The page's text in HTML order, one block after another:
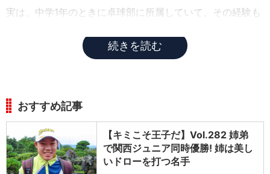
実は、中学1年のときに卓球部に所属していて、その経験も
続きを読む
おすすめ記事
【キミこそ王子だ】Vol.282 姉弟
で関西ジュニア同時優勝! 姉は美し
いドローを打つ名手